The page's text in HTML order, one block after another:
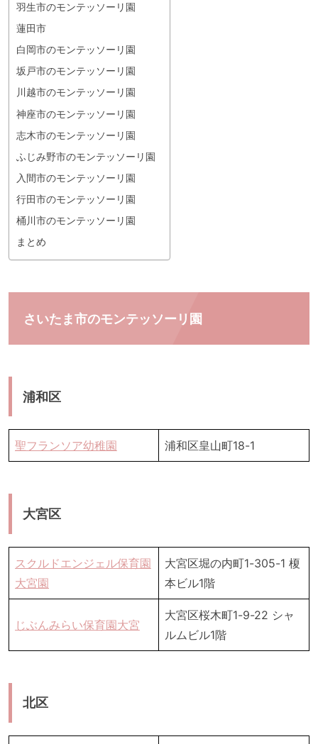
羽生市のモンテッソーリ園
蓮田市
白岡市のモンテッソーリ園
坂戸市のモンテッソーリ園
川越市のモンテッソーリ園
神座市のモンテッソーリ園
志木市のモンテッソーリ園
ふじみ野市のモンテッソーリ園
入間市のモンテッソーリ園
行田市のモンテッソーリ園
桶川市のモンテッソーリ園
まとめ
さいたま市のモンテッソーリ園
浦和区
聖フランソア幼稚園 浦和区皇山町18-1
大宮区
スクルドエンジェル保育園
大宮園
大宮区堀の内町1-305-1 榎
本ビル1階
じぶんみらい保育園大宮
大宮区桜木町1-9-22 シャ
ルムビル1階
北区